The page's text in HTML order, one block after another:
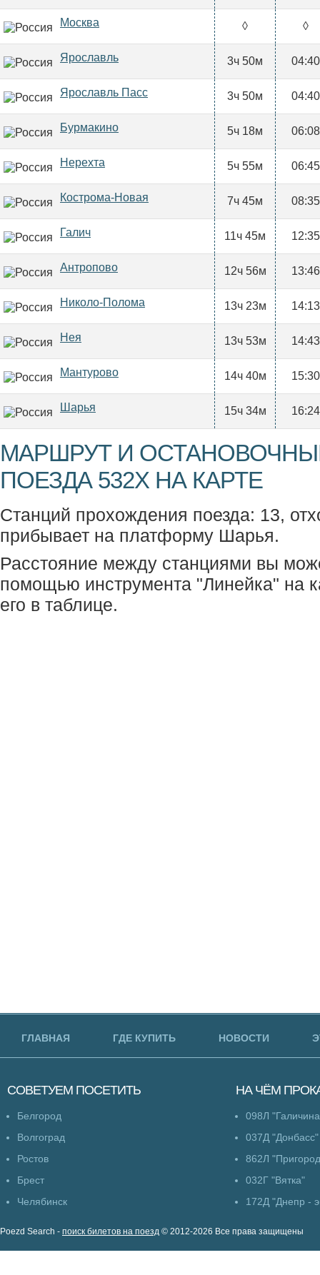
Москва ◊ ◊
Ярославль 3ч 50м 04:40
Ярославль Пасс 3ч 50м 04:40
Бурмакино 5ч 18м 06:08
Нерехта 5ч 55м 06:45
Кострома-Новая 7ч 45м 08:35
Галич 11ч 45м 12:35
Антропово 12ч 56м 13:46
Николо-Полома 13ч 23м 14:13
Нея 13ч 53м 14:43
Мантурово 14ч 40м 15:30
Шарья 15ч 34м 16:24
МАРШРУТ И
ПОЕЗДА 532Х НА КАРТЕ
Станций прохождения поезда: 13,
прибывает на платформу Шарья.
Расстояние между станциями вы
помощью инструмента "Линейка" на
его в таблице.
ГЛАВНАЯ ГДЕ КУПИТЬ НОВОСТИ
СОВЕТУЕМ ПОСЕТИТЬ
Белгород
Волгоград
Ростов
Брест
Челябинск
НА ЧЁМ
098Л
037Д "Донбасс"
862Л
032Г "Вятка"
172Д "Днепр -
Poezd Search - поиск билетов на поезд © 2012-2026 Все права защищены